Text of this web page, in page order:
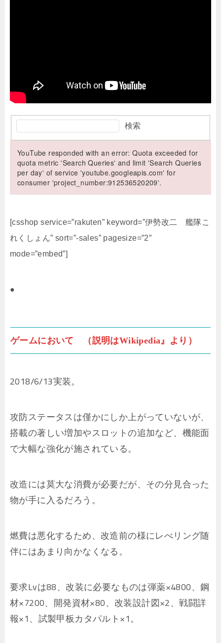
検索
YouTube responded with an error: Quota exceeded for
quota metric 'Search Queries' and limit 'Search Queries
per day' of service 'youtube.googleapis.com' for
consumer 'project_number:912536520209'.
[csshop service=”rakuten” keyword=”伊勢改二 艦隊こ
れくしょん” sort=”-sales” pagesize=”2″
mode=”embed”]
●
ゲームにおいて （説明はWikipedia』より）
2018/6/13実装。
攻防ステータスは僅かにしか上がっていないが、
搭載の著しい増加やスロットの追加など、機能面
で大幅な強化が施されている。
改造には莫大な消費が必要だが、その分見合った
物が手に入るだろう。
燃費は悪化するため、改造前の様にレべリング随
伴にはあまり向かなくなる。
要求Lvは88、改装に必要なものは弾薬×4800、鋼
材×7200、開発資材×80、改装設計図×2、戦闘詳
報×1、試製甲板カタパルト×1。